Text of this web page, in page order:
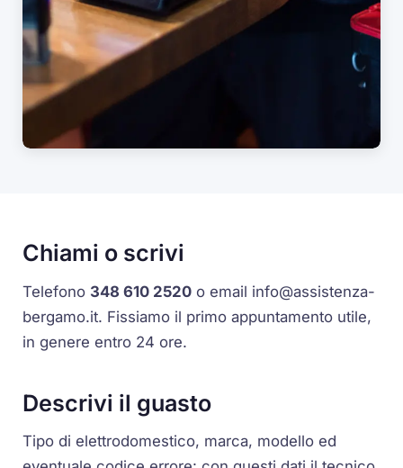
Chiami o scrivi
Telefono 348 610 2520 o email info@assistenza-
bergamo.it. Fissiamo il primo appuntamento utile,
in genere entro 24 ore.
Descrivi il guasto
Tipo di elettrodomestico, marca, modello ed